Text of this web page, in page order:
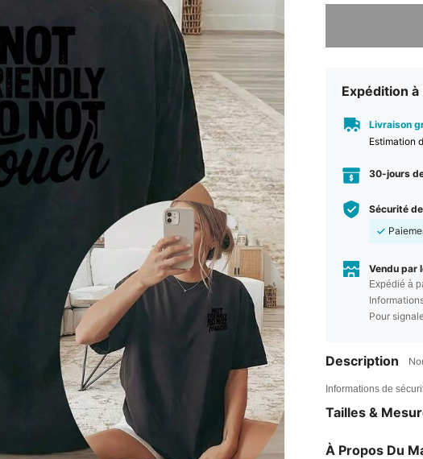
Désolés, ce produit
Expédition à
Livraison
Estimation
30-jours
Sécurité
Vendu par
Expédié à
Pour
Description
Informations de
Tailles &
À Propos Du